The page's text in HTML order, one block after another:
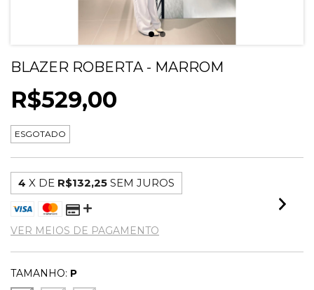
BLAZER ROBERTA - MARROM
R$529,00
ESGOTADO
4 X DE R$132,25 SEM JUROS
VER MEIOS DE PAGAMENTO
TAMANHO: P